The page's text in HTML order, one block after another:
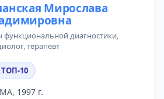
Мирослава
функциональной диагностики,
,терапевт
ТОП-10
1997 г.